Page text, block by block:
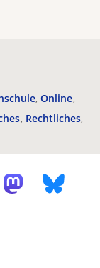
Online
Rechtliches